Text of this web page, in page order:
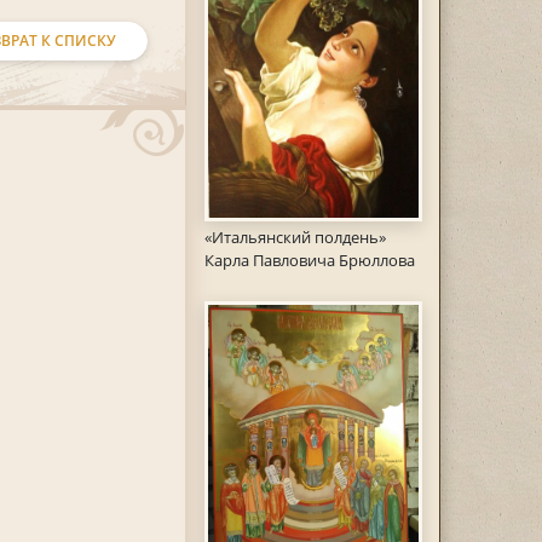
«Итальянский полдень»
Карла Павловича Брюллова
К СПИСКУ